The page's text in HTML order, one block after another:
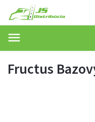
Fructus